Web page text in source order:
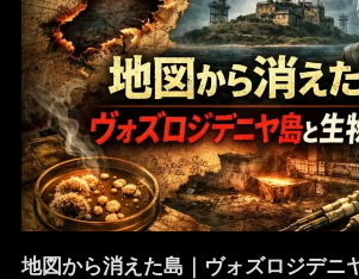
地図から消えた島｜ヴォズロジデニ